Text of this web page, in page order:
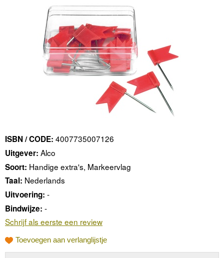
ISBN / CODE: 4007735007126
Uitgever: Alco
Soort: Handige extra's, Markeervlag
Taal: Nederlands
Uitvoering: -
Bindwijze: -
Schrijf als eerste een review
Toevoegen aan verlanglijstje